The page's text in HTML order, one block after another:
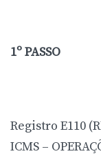
1º PASSO
Registro E110
ICMS –